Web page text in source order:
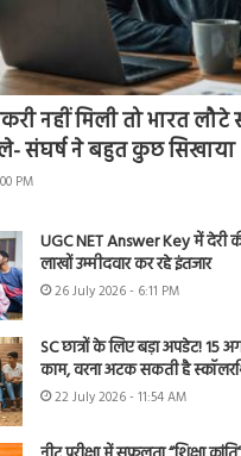
नहीं मिली तो भारत लौटे
संघर्ष ने बहुत कुछ सिखाया
PM
UGC NET Answer Key में देरी
लाखों उम्मीदवार कर रहे इंतजार
26 July 2026 - 6:11 PM
SC छात्रों के लिए बड़ा अपडेट!
काम, वरना अटक सकती है
22 July 2026 - 11:54 AM